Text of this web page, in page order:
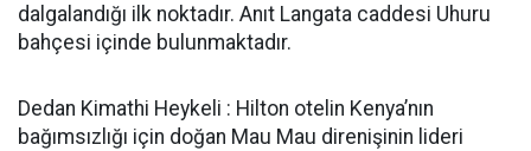
dalgalandığı ilk noktadır. Anıt Langata caddesi Uhuru
bahçesi içinde bulunmaktadır.
Dedan Kimathi Heykeli : Hilton otelin Kenya’nın
bağımsızlığı için doğan Mau Mau direnişinin lideri